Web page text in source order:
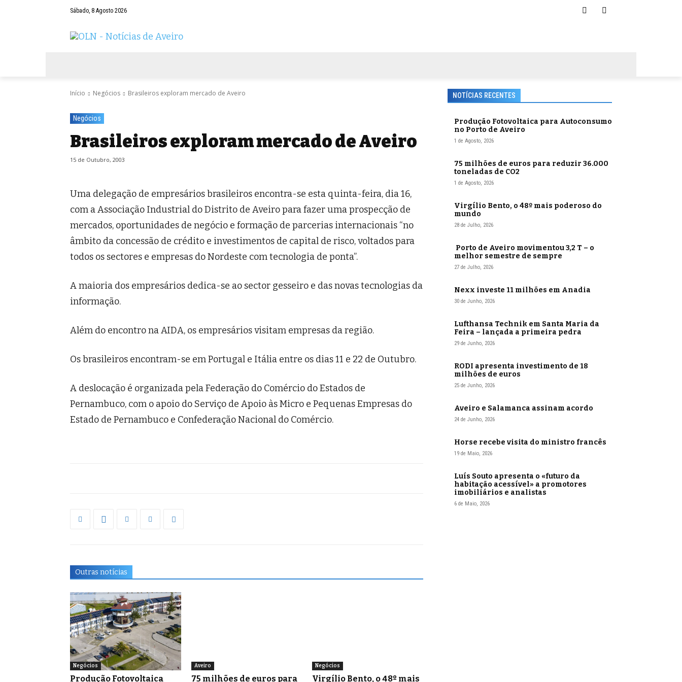
Sábado, 8 Agosto 2026
Início Negócios Brasileiros exploram mercado de Aveiro
Negócios
Brasileiros exploram mercado de Aveiro
15 de Outubro, 2003
Uma delegação de empresários brasileiros encontra-se esta quinta-feira, dia 16,
com a Associação Industrial do Distrito de Aveiro para fazer uma prospecção de
mercados, oportunidades de negócio e formação de parcerias internacionais “no
âmbito da concessão de crédito e investimentos de capital de risco, voltados para
todos os sectores e empresas do Nordeste com tecnologia de ponta”.
A maioria dos empresários dedica-se ao sector gesseiro e das novas tecnologias da
informação.
Além do encontro na AIDA, os empresários visitam empresas da região.
Os brasileiros encontram-se em Portugal e Itália entre os dias 11 e 22 de Outubro.
A deslocação é organizada pela Federação do Comércio do Estados de
Pernambuco, com o apoio do Serviço de Apoio às Micro e Pequenas Empresas do
Estado de Pernambuco e Confederação Nacional do Comércio.
Outras notícias
Negócios
Produção Fotovoltaica
Aveiro
75 milhões de euros para
Negócios
Virgílio Bento, o 48º mais
NOTÍCIAS RECENTES
Produção Fotovoltaica para Autoconsumo
no Porto de Aveiro
1 de Agosto, 2026
75 milhões de euros para reduzir 36.000
toneladas de CO2
1 de Agosto, 2026
Virgílio Bento, o 48º mais poderoso do
mundo
28 de Julho, 2026
Porto de Aveiro movimentou 3,2 T – o
melhor semestre de sempre
27 de Julho, 2026
Nexx investe 11 milhões em Anadia
30 de Junho, 2026
Lufthansa Technik em Santa Maria da
Feira – lançada a primeira pedra
29 de Junho, 2026
RODI apresenta investimento de 18
milhões de euros
25 de Junho, 2026
Aveiro e Salamanca assinam acordo
24 de Junho, 2026
Horse recebe visita do ministro francês
19 de Maio, 2026
Luís Souto apresenta o «futuro da
habitação acessível» a promotores
imobiliários e analistas
6 de Maio, 2026